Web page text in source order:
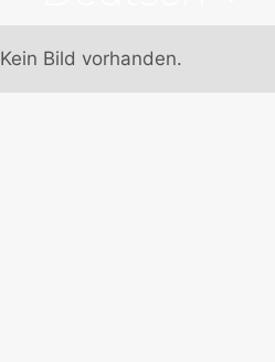
Kein Bild vorhanden.